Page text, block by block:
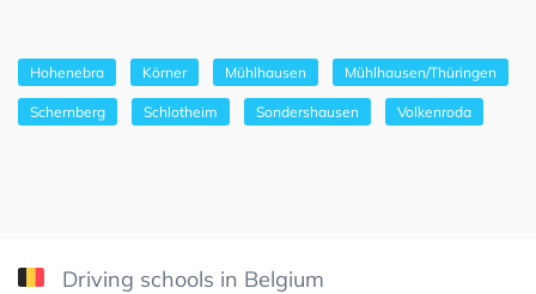
Hohenebra Körner Mühlhausen Mühlhausen/Thüringen
Schernberg Schlotheim Sondershausen Volkenroda
Driving schools in Belgium